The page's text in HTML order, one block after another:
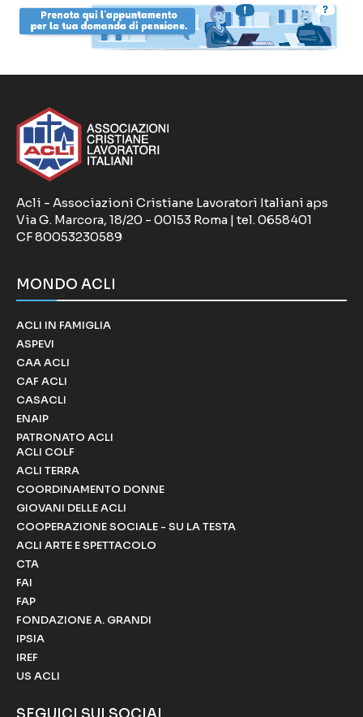
Acli - Associazioni Cristiane Lavoratori Italiani aps
Via G. Marcora, 18/20 - 00153 Roma | tel. 0658401
CF 80053230589
MONDO ACLI
ACLI IN FAMIGLIA
ASPEVI
CAA ACLI
CAF ACLI
CASACLI
ENAIP
PATRONATO ACLI
ACLI COLF
ACLI TERRA
COORDINAMENTO DONNE
GIOVANI DELLE ACLI
COOPERAZIONE SOCIALE - SU LA TESTA
ACLI ARTE E SPETTACOLO
CTA
FAI
FAP
FONDAZIONE A. GRANDI
IPSIA
IREF
US ACLI